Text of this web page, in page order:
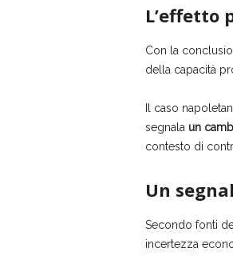
L’effetto
Con la
della capacità
Il caso
segnala un
contesto di
Un
Secondo fonti
incertezza